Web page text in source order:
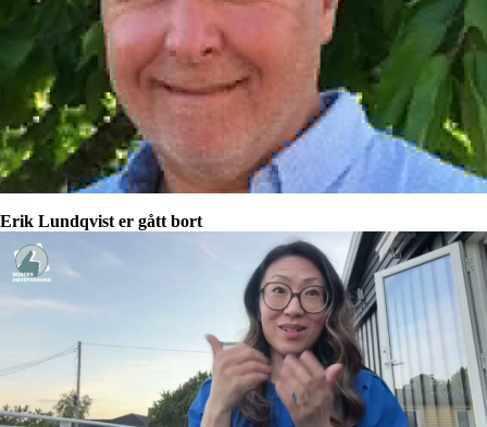
Erik Lundqvist er gått bort